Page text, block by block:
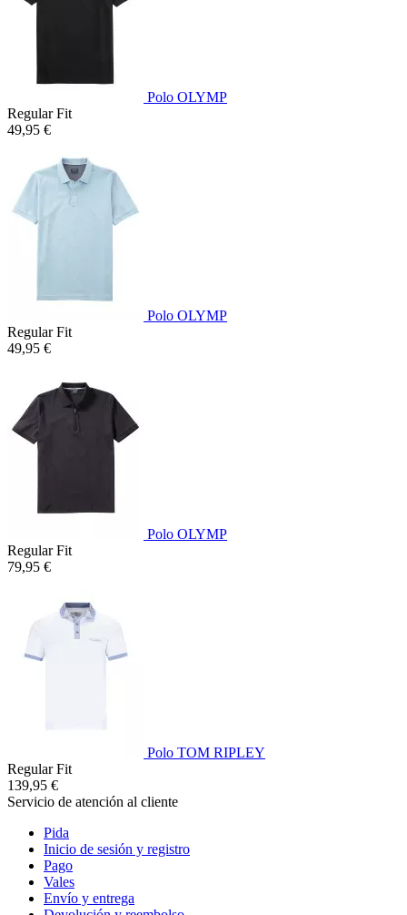
Polo OLYMP
Regular Fit
49,95 €
Polo OLYMP
Regular Fit
49,95 €
Polo OLYMP
Regular Fit
79,95 €
Polo TOM RIPLEY
Regular Fit
139,95 €
Servicio de atención al cliente
Pida
Inicio de sesión y registro
Pago
Vales
Envío y entrega